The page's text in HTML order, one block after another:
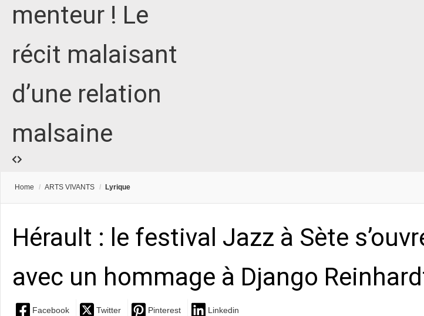
menteur ! Le
récit malaisant
d’une relation
malsaine
Home / ARTS VIVANTS / Lyrique
Hérault : le festival Jazz à Sète
avec un hommage à Django
Facebook Twitter Pinterest Linkedin